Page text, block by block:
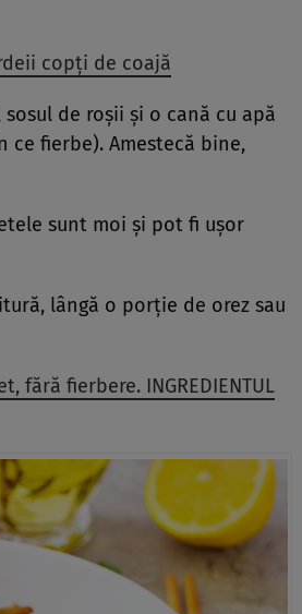
copți de coajă
de roșii și o cană cu apă
ce fierbe). Amestecă bine,
sunt moi și pot fi ușor
lângă o porție de orez sau
fără fierbere. INGREDIENTUL